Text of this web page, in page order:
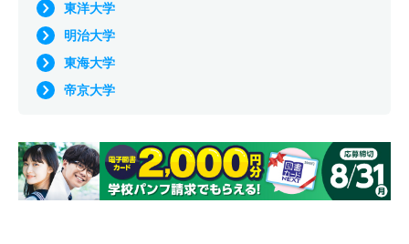
東洋大学
明治大学
東海大学
帝京大学